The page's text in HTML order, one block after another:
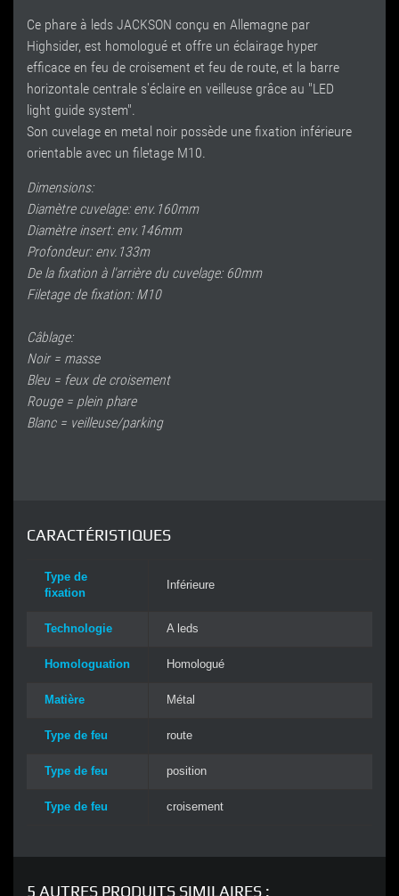
Ce phare à leds JACKSON conçu en Allemagne par
Highsider, est homologué et offre un éclairage hyper
efficace en feu de croisement et feu de route, et la barre
horizontale centrale s'éclaire en veilleuse grâce au "LED
light guide system".
Son cuvelage en metal noir possède une fixation inférieure
orientable avec un filetage M10.
Dimensions:
Diamètre cuvelage: env.160mm
Diamètre insert: env.146mm
Profondeur: env.133m
De la fixation à l'arrière du cuvelage: 60mm
Filetage de fixation: M10
Câblage:
Noir = masse
Bleu = feux de croisement
Rouge = plein phare
Blanc = veilleuse/parking
CARACTÉRISTIQUES
Type de
fixation
Inférieure
Technologie A leds
Homologuation Homologué
Matière Métal
Type de feu route
Type de feu position
Type de feu croisement
5 AUTRES PRODUITS SIMILAIRES :